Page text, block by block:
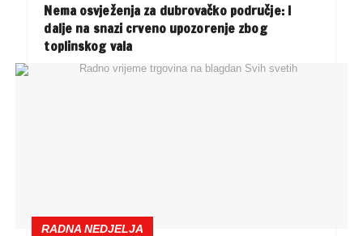
Nema osvježenja za dubrovačko područje: I
dalje na snazi crveno upozorenje zbog
toplinskog vala
RADNA NEDJELJA